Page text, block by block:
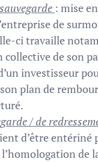
: mise
de
ci travaille
de son
investisseur
plan de
/ de
d’être entériné
de